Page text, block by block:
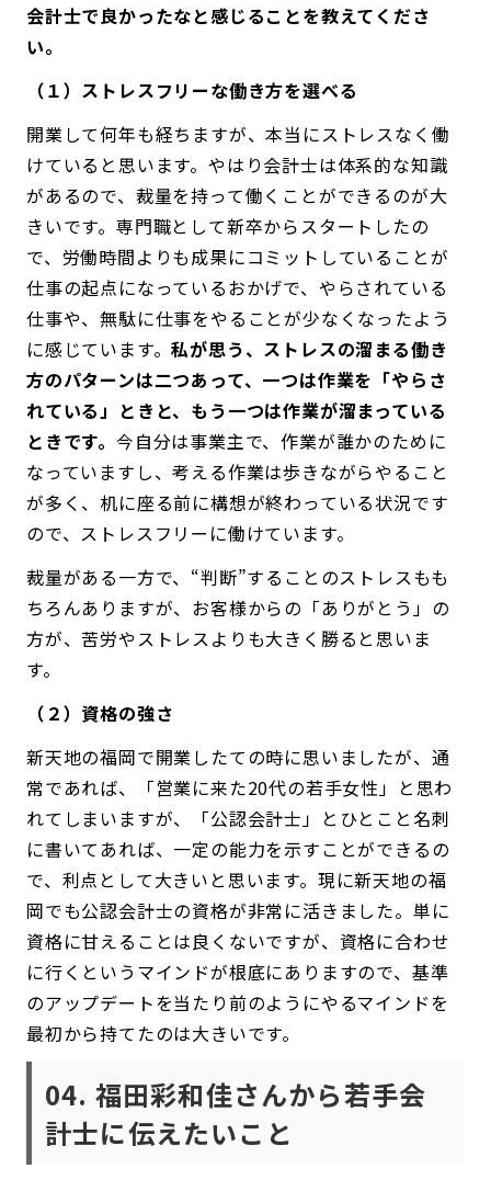
会計士で良かったなと感じることを教えてくださ
い。
（１）ストレスフリーな働き方を選べる
開業して何年も経ちますが、本当にストレスなく働
けていると思います。やはり会計士は体系的な知識
があるので、裁量を持って働くことができるのが大
きいです。専門職として新卒からスタートしたの
で、労働時間よりも成果にコミットしていることが
仕事の起点になっているおかげで、やらされている
仕事や、無駄に仕事をやることが少なくなったよう
に感じています。私が思う、ストレスの溜まる働き
方のパターンは二つあって、一つは作業を「やらさ
れている」ときと、もう一つは作業が溜まっている
ときです。 今自分は事業主で、作業が誰かのために
なっていますし、考える作業は歩きながらやること
が多く、机に座る前に構想が終わっている状況です
ので、ストレスフリーに働けています。
裁量がある一方で、“判断”することのストレスもも
ちろんありますが、お客様からの「ありがとう」の
方が、苦労やストレスよりも大きく勝ると思いま
す。
（２）資格の強さ
新天地の福岡で開業したての時に思いましたが、通
常であれば、「営業に来た20代の若手女性」と思わ
れてしまいますが、「公認会計士」とひとこと名刺
に書いてあれば、一定の能力を示すことができるの
で、利点として大きいと思います。現に新天地の福
岡でも公認会計士の資格が非常に活きました。単に
資格に甘えることは良くないですが、資格に合わせ
に行くというマインドが根底にありますので、基準
のアップデートを当たり前のようにやるマインドを
最初から持てたのは大きいです。
04. 福田彩和佳さんから若手会
計士に伝えたいこと